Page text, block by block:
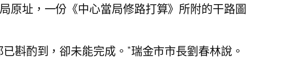
原址，一份《中心當局修路打算》所附的干路圖
斟酌到，卻未能完成。”瑞金市市長劉春林說。